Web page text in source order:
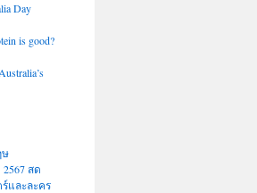
Day
is good?
ษ
สด
และละคร